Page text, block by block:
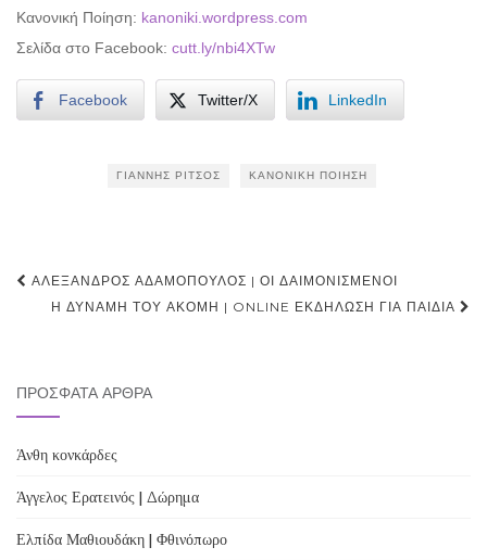
Κανονική Ποίηση: kanoniki.wordpress.com
Σελίδα στο Facebook: cutt.ly/nbi4XTw
Facebook Twitter/X LinkedIn
ΓΙΆΝΝΗΣ ΡΊΤΣΟΣ ΚΑΝΟΝΙΚΉ ΠΟΊΗΣΗ
Post
navigation
ΑΛΈΞΑΝΔΡΟΣ ΑΔΑΜΌΠΟΥΛΟΣ | ΟΙ ΔΑΙΜΟΝΙΣΜΈΝΟΙ
Η ΔΎΝΑΜΗ ΤΟΥ ΑΚΌΜΗ | ONLINE ΕΚΔΉΛΩΣΗ ΓΙΑ ΠΑΙΔΙΆ
ΠΡΌΣΦΑΤΑ ΆΡΘΡΑ
Άνθη κονκάρδες
Άγγελος Ερατεινός | Δώρημα
Ελπίδα Μαθιουδάκη | Φθινόπωρο